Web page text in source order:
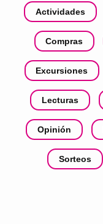
Actividades
Compras
Excursiones
Lecturas
Opinión
Sorteos